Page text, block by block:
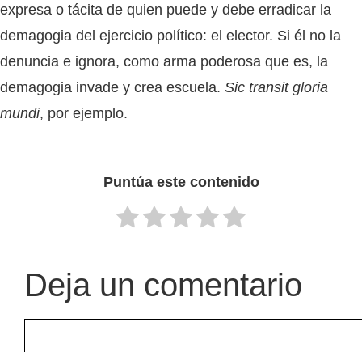
expresa o tácita de quien puede y debe erradicar la
demagogia del ejercicio político: el elector. Si él no la
denuncia e ignora, como arma poderosa que es, la
demagogia invade y crea escuela. Sic transit gloria
mundi, por ejemplo.
Puntúa este contenido
Deja un comentario